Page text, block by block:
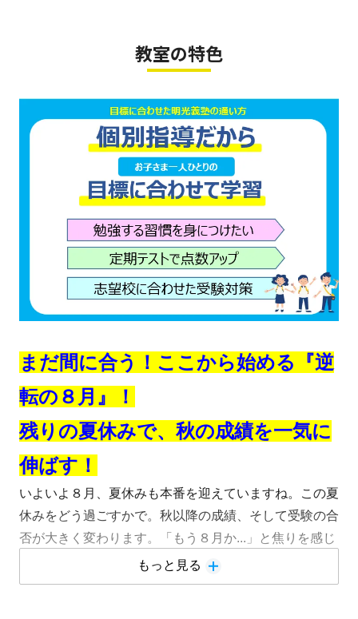
教室の特色
まだ間に合う！ここから始める『逆
転の８月』！
残りの夏休みで、秋の成績を一気に
伸ばす！
いよいよ８月、夏休みも本番を迎えていますね。この夏
休みをどう過ごすかで。秋以降の成績、そして受験の合
否が大きく変わります。「もう８月か...」と焦りを感じ
ている方も多いのではないでしょうか？夏休みが開けた
瞬間にテスト本番がやってきます！夏休みの残された時
もっと見る